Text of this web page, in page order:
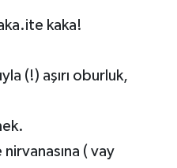
kaka!
(!) aşırı oburluk,
( vay